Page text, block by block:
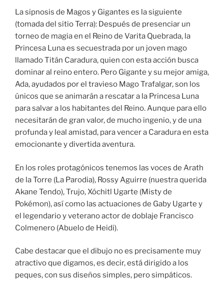
La sipnosis de Magos y Gigantes es la siguiente
(tomada del sitio Terra): Después de presenciar un
torneo de magia en el Reino de Varita Quebrada, la
Princesa Luna es secuestrada por un joven mago
llamado Titán Caradura, quien con esta acción busca
dominar al reino entero. Pero Gigante y su mejor amiga,
Ada, ayudados por el travieso Mago Trafalgar, son los
únicos que se animarán a rescatar a la Princesa Luna
para salvar a los habitantes del Reino. Aunque para ello
necesitarán de gran valor, de mucho ingenio, y de una
profunda y leal amistad, para vencer a Caradura en esta
emocionante y divertida aventura.
En los roles protagónicos tenemos las voces de Arath
de la Torre (La Parodia), Rossy Aguirre (nuestra querida
Akane Tendo), Trujo, Xóchitl Ugarte (Misty de
Pokémon), así como las actuaciones de Gaby Ugarte y
el legendario y veterano actor de doblaje Francisco
Colmenero (Abuelo de Heidi).
Cabe destacar que el dibujo no es precisamente muy
atractivo que digamos, es decir, está dirigido a los
peques, con sus diseños simples, pero simpáticos.